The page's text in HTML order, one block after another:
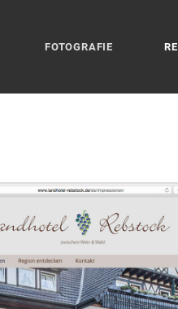
FOTOGRAFIE